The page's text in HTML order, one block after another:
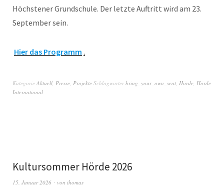
Höchstener Grundschule. Der letzte Auftritt wird am 23.
September sein.
Hier das Programm .
Kategorie Aktuell Presse Projekte Schlagwörterbring_your_own_seat Hörde Hörde
International
Kultursommer Hörde 2026
15. Januar 2026 von thomas